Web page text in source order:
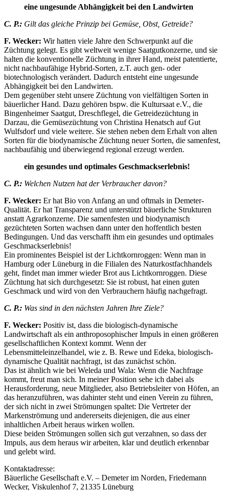
eine ungesunde Abhängigkeit bei den Landwirten
C. P.: Gilt das gleiche Prinzip bei Gemüse, Obst, Getreide?
F. Wecker: Wir hatten viele Jahre den Schwerpunkt auf die
Züchtung gelegt. Es gibt weltweit wenige Saatgutkonzerne, und sie
halten die konventionelle Züchtung in ihrer Hand, meist patentierte,
nicht nachbaufähige Hybrid-Sorten, z.T. auch gen- oder
biotechnologisch verändert. Dadurch entsteht eine ungesunde
Abhängigkeit bei den Landwirten.
Dem gegenüber steht unsere Züchtung von vielfältigen Sorten in
bäuerlicher Hand. Dazu gehören bspw. die Kultursaat e.V., die
Bingenheimer Saatgut, Dreschflegel, die Getreidezüchtung in
Darzau, die Gemüsezüchtung von Christina Henatsch auf Gut
Wulfsdorf und viele weitere. Sie stehen neben dem Erhalt von alten
Sorten für die biodynamische Züchtung neuer Sorten, die samenfest,
nachbaufähig und überwiegend regional erzeugt werden.
ein gesundes und optimales Geschmackserlebnis!
C. P.: Welchen Nutzen hat der Verbraucher davon?
F. Wecker: Er hat Bio von Anfang an und oftmals in Demeter-
Qualität. Er hat Transparenz und unterstützt bäuerliche Strukturen
anstatt Agrarkonzerne. Die samenfesten und biodynamisch
gezüchteten Sorten wachsen dann unter den hoffentlich besten
Bedingungen. Und das verschafft ihm ein gesundes und optimales
Geschmackserlebnis!
Ein prominentes Beispiel ist der Lichtkornroggen: Wenn man in
Hamburg oder Lüneburg in die Filialen des Naturkostfachhandels
geht, findet man immer wieder Brot aus Lichtkornroggen. Diese
Züchtung hat sich durchgesetzt: Sie ist robust, hat einen guten
Geschmack und wird von den Verbrauchern häufig nachgefragt.
C. P.: Was sind in den nächsten Jahren Ihre Ziele?
F. Wecker: Positiv ist, dass die biologisch-dynamische
Landwirtschaft als ein anthroposophischer Impuls in einen größeren
gesellschaftlichen Kontext kommt. Wenn der
Lebensmitteleinzelhandel, wie z. B. Rewe und Edeka, biologisch-
dynamische Qualität nachfragt, ist das zunächst schön.
Das ist ähnlich wie bei Weleda und Wala: Wenn die Nachfrage
kommt, freut man sich. In meiner Position sehe ich dabei als
Herausforderung, neue Mitglieder, also Betriebsleiter von Höfen, an
das heranzuführen, was dahinter steht und einen Verein zu führen,
der sich nicht in zwei Strömungen spaltet: Die Vertreter der
Markenströmung und andererseits diejenigen, die aus einer
inhaltlichen Arbeit heraus wirken wollen.
Diese beiden Strömungen sollen sich gut verzahnen, so dass der
Impuls, aus dem heraus wir arbeiten, klar und deutlich erkennbar
und gelebt wird.
Kontaktadresse:
Bäuerliche Gesellschaft e.V. – Demeter im Norden, Friedemann
Wecker, Viskulenhof 7, 21335 Lüneburg